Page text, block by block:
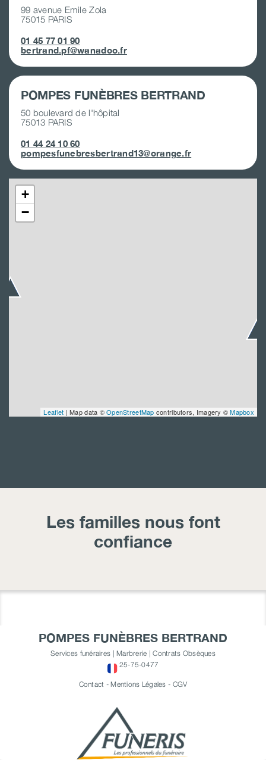
99 avenue Emile Zola
75015 PARIS
01 45 77 01 90
bertrand.pf@wanadoo.fr
POMPES FUNÈBRES BERTRAND
50 boulevard de l'hôpital
75013 PARIS
01 44 24 10 60
pompesfunebresbertrand13@orange.fr
+
−
Leaflet | Map data ©OpenStreetMap contributors, Imagery ©Mapbox
Les familles nous font
confiance
POMPES FUNÈBRES BERTRAND
Services funéraires | Marbrerie | Contrats Obsèques
25-75-0477
Contact -Mentions Légales - CGV